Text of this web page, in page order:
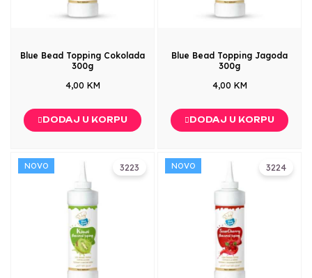
Blue Bead Topping Cokolada
300g
4,00 KM
DODAJ U KORPU
Blue Bead Topping Jagoda
300g
4,00 KM
DODAJ U KORPU
3223
NOVO 3224
NOVO